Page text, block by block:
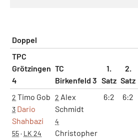
Doppel
TPC
Grötzingen
4
TC
Birkenfeld 3
1.
Satz
2.
Satz
2 Timo Gob
3 Dario
Shahbazi
55· LK 24
2 Alex
Schmidt
4
Christopher
6:2 6:2